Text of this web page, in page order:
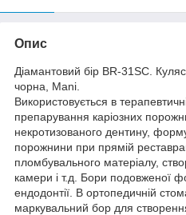
Опис
Діамантовий бір BR-31SC.
чорна, Mani.
Використовується в
препарування каріозних
некротизованого дентину,
порожнини при прямій
пломбувального матеріалу,
камери і т.д. Бори подовженої
ендодонтії. В ортопедичній
маркувальний бор для